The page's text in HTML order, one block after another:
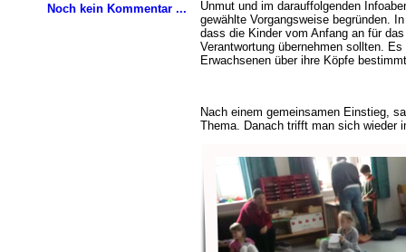
Noch kein Kommentar ...
Unmut und im darauffolgenden
gewählte Vorgangsweise begründen.
dass die Kinder vom Anfang an für
Verantwortung übernehmen sollten.
Erwachsenen über ihre Köpfe
Nach einem gemeinsamen Einstieg,
Thema. Danach trifft man sich wieder